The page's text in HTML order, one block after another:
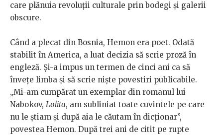
care plănuia revoluții culturale prin bodegi și galerii
obscure.
Când a plecat din Bosnia, Hemon era poet. Odată
stabilit în America, a luat decizia să scrie proză în
engleză. Și-a impus un termen de cinci ani ca să
învețe limba și să scrie niște povestiri publicabile.
„Mi-am cumpărat un exemplar din romanul lui
Nabokov, Lolita, am subliniat toate cuvintele pe care
nu le știam și după aia le căutam în dicționar”,
povestea Hemon. După trei ani de citit pe rupte